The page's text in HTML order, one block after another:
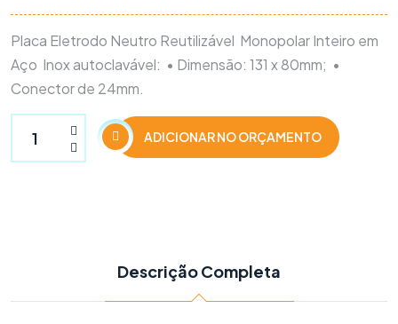
Placa Eletrodo Neutro Reutilizável Monopolar Inteiro em
Aço Inox autoclavável: • Dimensão: 131 x 80mm; •
Conector de 24mm.
ADICIONAR NO ORÇAMENTO
Descrição Completa